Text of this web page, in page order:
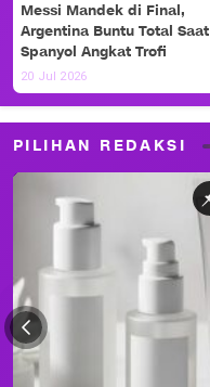
Messi Mandek di Final,
Argentina Buntu Total Saat
Spanyol Angkat Trofi
20 Jul 2026
PILIHAN REDAKSI